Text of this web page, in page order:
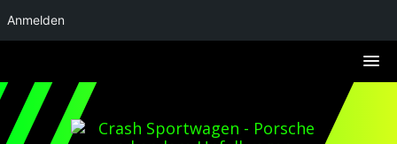
Anmelden